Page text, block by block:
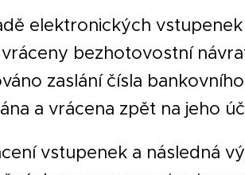
elektronických
bezhotovostní
zaslání čísla
a vrácena zpět na jeho
vstupenek a následná